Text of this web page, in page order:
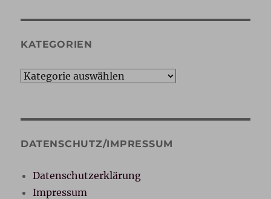
KATEGORIEN
Kategorien
DATENSCHUTZ/IMPRESSUM
Datenschutzerklärung
Impressum